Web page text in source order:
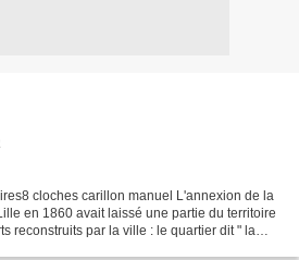
cloches carillon manuel L'annexion de la
en 1860 avait laissé une partie du territoire
reconstruits par la ville : le quartier dit " la